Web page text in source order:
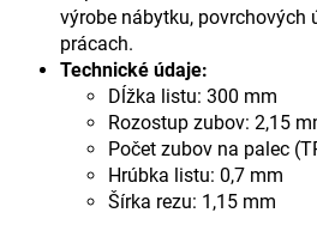
výrobe nábytku, povrchových
prácach.
Technické údaje:
Dĺžka listu: 300 mm
Rozostup zubov: 2,15
Počet zubov na palec
Hrúbka listu: 0,7 mm
Šírka rezu: 1,15 mm